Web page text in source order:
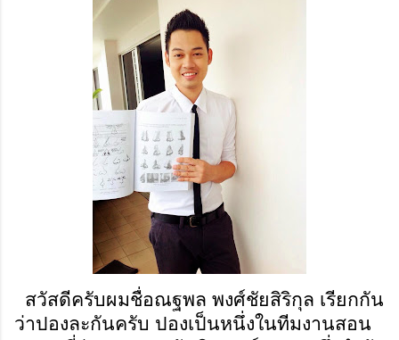
สวัสดีครับผมชื่อณฐพล พงศ์ชัยสิริกุล เรียกกัน
ว่าปองละกันครับ ปองเป็นหนึ่งในทีมงานสอน